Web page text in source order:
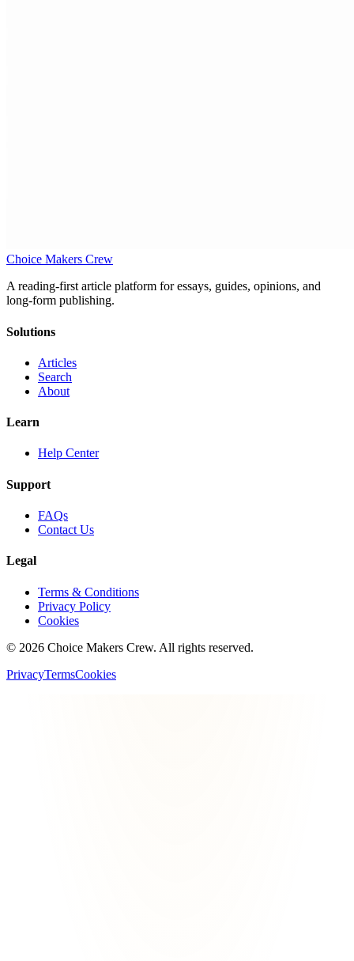
Choice Makers Crew
A reading-first article platform for essays, guides, opinions, and
long-form publishing.
Solutions
Articles
Search
About
Learn
Help Center
Support
FAQs
Contact Us
Legal
Terms & Conditions
Privacy Policy
Cookies
© 2026 Choice Makers Crew. All rights reserved.
PrivacyTermsCookies